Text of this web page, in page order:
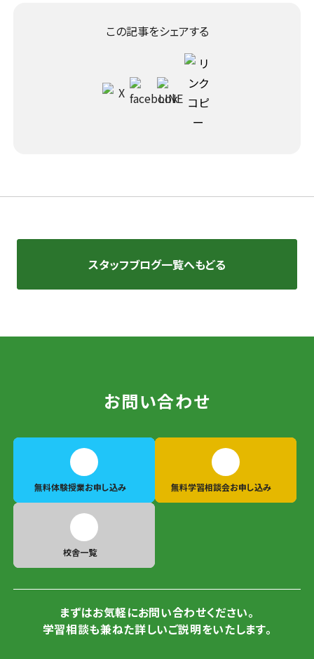
この記事をシェアする
スタッフブログ一覧へもどる
お問い合わせ
無料体験授業お申し込み 無料学習相談会お申し込み
校舎一覧
まずはお気軽にお問い合わせください。
学習相談も兼ねた詳しいご説明をいたします。